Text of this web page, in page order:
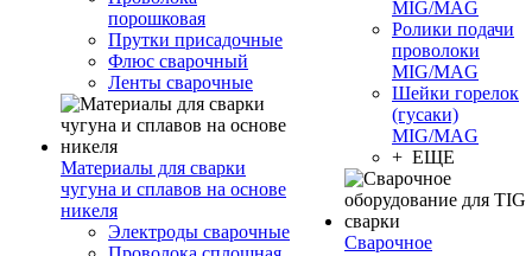
порошковая
Прутки присадочные
Флюс сварочный
Ленты сварочные
Материалы для сварки
чугуна и сплавов на основе
никеля
Электроды сварочные
MIG/MAG
Ролики подачи
проволоки
MIG/MAG
Шейки горелок
(гусаки)
MIG/MAG
+ ЕЩЕ
Сварочное